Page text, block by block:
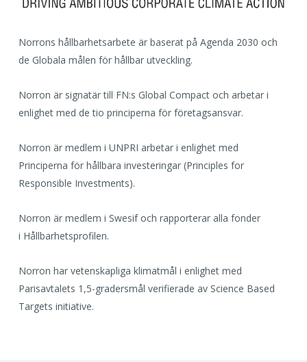
Norrons hållbarhetsarbete är baserat på Agenda 2030 och
de Globala målen för hållbar utveckling.
Norron är signatär till FN:s Global Compact och arbetar i
enlighet med de tio principerna för företagsansvar.
Norron är medlem i UNPRI arbetar i enlighet med
Principerna för hållbara investeringar (Principles for
Responsible Investments).
Norron är medlem i Swesif och rapporterar alla fonder
i Hållbarhetsprofilen.
Norron har vetenskapliga klimatmål i enlighet med
Parisavtalets 1,5-gradersmål verifierade av Science Based
Targets initiative.